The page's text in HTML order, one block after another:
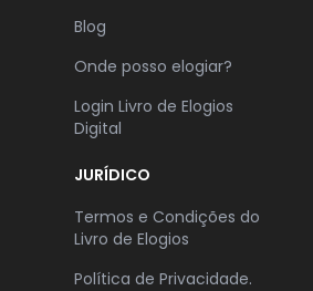
Blog
Onde posso elogiar?
Login Livro de Elogios
Digital
JURÍDICO
Termos e Condições do
Livro de Elogios
Política de Privacidade.